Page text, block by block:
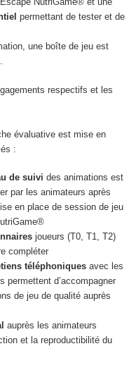
permettant de tester et de
une boîte de jeu est
respectifs et les
évaluative est mise en
:
de suivi des animations est
par les animateurs après
en place de session de jeu
joueurs (T0, T1, T2)
compléter
téléphoniquesavec les
permettent d’accompagner
de jeu de qualité auprès
auprès les animateurs
et la reproductibilité du